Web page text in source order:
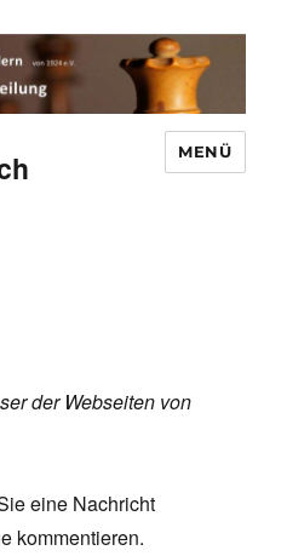
MENÜ
der Webseiten von
eine Nachricht
kommentieren.